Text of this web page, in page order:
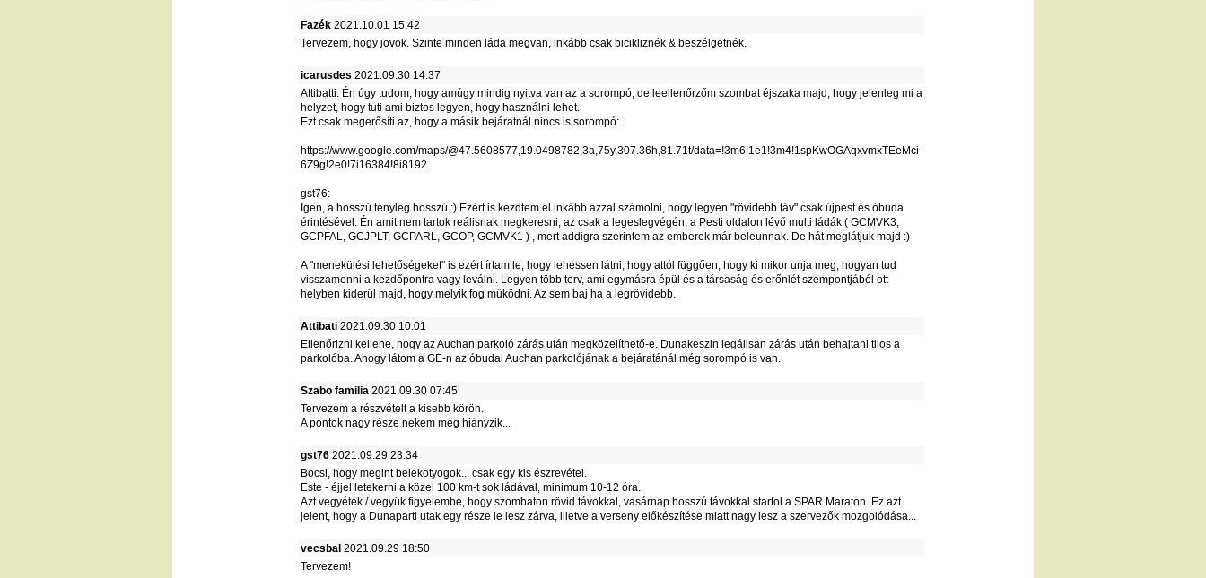
Fazék 2021.10.01 15:42
Tervezem, hogy jövök. Szinte minden láda megvan, inkább csak bicikliznék & beszélgetnék.
icarusdes 2021.09.30 14:37
Attibatti: Én úgy tudom, hogy amúgy mindig nyitva van az a sorompó, de leellenőrzőm szombat éjszaka majd, hogy jelenleg mi a
helyzet, hogy tuti ami biztos legyen, hogy használni lehet.
Ezt csak megerősíti az, hogy a másik bejáratnál nincs is sorompó:
https://www.google.com/maps/@47.5608577,19.0498782,3a,75y,307.36h,81.71t/data=!3m6!1e1!3m4!1spKwOGAqxvmxTEeMci-
6Z9g!2e0!7i16384!8i8192
gst76:
Igen, a hosszú tényleg hosszú :) Ezért is kezdtem el inkább azzal számolni, hogy legyen "rövidebb táv" csak újpest és óbuda
érintésével. Én amit nem tartok reálisnak megkeresni, az csak a legeslegvégén, a Pesti oldalon lévő multi ládák ( GCMVK3,
GCPFAL, GCJPLT, GCPARL, GCOP, GCMVK1 ) , mert addigra szerintem az emberek már beleunnak. De hát meglátjuk majd :)
A "menekülési lehetőségeket" is ezért írtam le, hogy lehessen látni, hogy attól függően, hogy ki mikor unja meg, hogyan tud
visszamenni a kezdőpontra vagy leválni. Legyen több terv, ami egymásra épül és a társaság és erőnlét szempontjából ott
helyben kiderül majd, hogy melyik fog működni. Az sem baj ha a legrövidebb.
Attibati 2021.09.30 10:01
Ellenőrizni kellene, hogy az Auchan parkoló zárás után megközelíthető-e. Dunakeszin legálisan zárás után behajtani tilos a
parkolóba. Ahogy látom a GE-n az óbudai Auchan parkolójának a bejáratánál még sorompó is van.
Szabo familia 2021.09.30 07:45
Tervezem a részvételt a kisebb körön.
A pontok nagy része nekem még hiányzik...
gst76 2021.09.29 23:34
Bocsi, hogy megint belekotyogok... csak egy kis észrevétel.
Este - éjjel letekerni a közel 100 km-t sok ládával, minimum 10-12 óra.
Azt vegyétek / vegyük figyelembe, hogy szombaton rövid távokkal, vasárnap hosszú távokkal startol a SPAR Maraton. Ez azt
jelent, hogy a Dunaparti utak egy része le lesz zárva, illetve a verseny előkészítése miatt nagy lesz a szervezők mozgolódása...
vecsbal 2021.09.29 18:50
Tervezem!